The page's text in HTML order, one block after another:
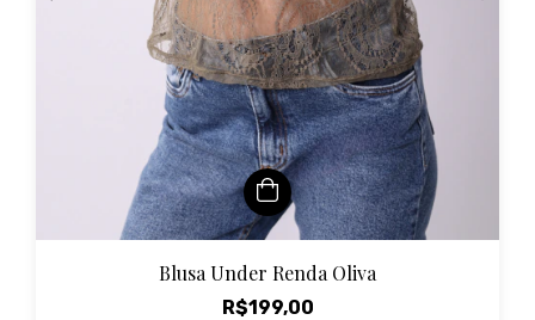
Blusa Under Renda Oliva
R$199,00